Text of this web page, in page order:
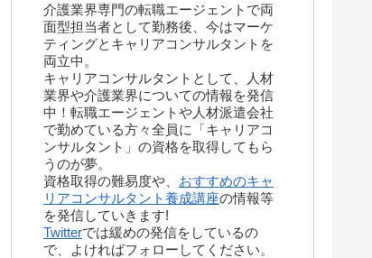
介護業界専門の転職エージェントで両
面型担当者として勤務後、今はマーケ
ティングとキャリアコンサルタントを
両立中。
キャリアコンサルタントとして、人材
業界や介護業界についての情報を発信
中！転職エージェントや人材派遣会社
で勤めている方々全員に「キャリアコ
ンサルタント」の資格を取得してもら
うのが夢。
資格取得の難易度や、 おすすめのキャ
リアコンサルタント養成講座の情報等
を発信していきます!
Twitterでは緩めの発信をしているの
で、よければフォローしてください。